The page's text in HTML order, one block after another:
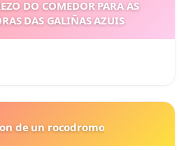
DO COMEDOR PARA AS
DAS GALIÑAS AZUIS
de un rocodromo